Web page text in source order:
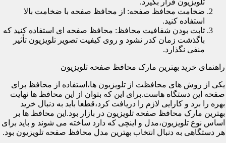
تلویزیون قرار بگیرد.
ضخامت محافظ صفحه: از محافظ صفحه با ضخامت بالا
استفاده کنید.
ثابت بودن شفافیت محافظ: محافظ صفحه ای استفاده کنید که
باگذشت زمان کدر نشود و روی کیفیت تصویر تلویزیون تأثیر
منفی نگذارد.
راهنمای خرید بهترین مارک محافظ صفحه تلویزیون
یکی از روش های محافظت از تلویزیون ها،استفاده از محافظ برای
صفحه این دستگاه هاست.برای این که بتوان از این محافظ ها نهایت
بهره را برد و کارایی لازم را دریافت کرد،قطعا باید به دنبال خرید
بهترین مارک محافظ صفحه تلویزیون در بازار بود.این محافظ ها بر
اساس نوع تلویزیون،مدل و اینچی که دارد ساخته می شوند و باید برای
هر دستگاهی به دنبال انتخاب بهترین مدل محافظ صفحه تلویزیون بود.